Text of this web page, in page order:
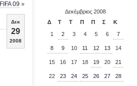
FIFA 09 »
Δεκ
29
2008
Δεκέμβριος 2008
Δ
Τ Τ Π Π Σ
Κ
1
2 3 4 5 6 7
8 9 10 11 12 13 14
15 16 17 18 19 20 21
22 23 24 25 26 27 28